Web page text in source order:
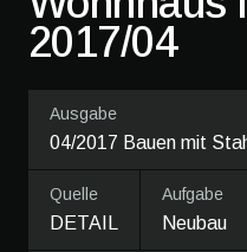
2017/04
Ausgabe
04/2017 Bauen mit
Quelle
DETAIL
Aufgabe
Neubau